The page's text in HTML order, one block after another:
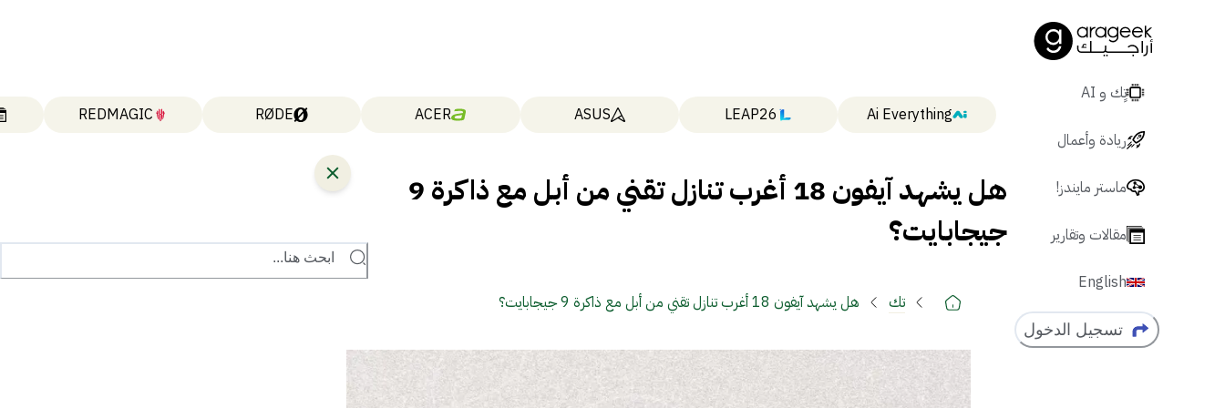
تٍك و AI
ريادة وأعمال
ماستر مايندز!
مقالات وتقارير
English
تسجيل الدخول
Ai Everything
LEAP26
ASUS
ACER
RØDE
REDMAGIC
هل يشهد آيفون 18 أغرب تنازل تقني من أبل مع ذاكرة 9
جيجابايت؟
تك هل يشهد آيفون 18 أغرب تنازل تقني من أبل مع ذاكرة 9 جيجابايت؟
ابحث هنا...